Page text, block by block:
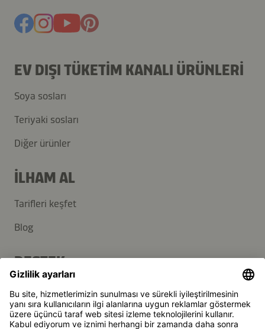
EV DIŞI TÜKETIM KANALI ÜRÜNLERI
Soya sosları
Teriyaki sosları
Diğer ürünler
İLHAM AL
Tarifleri keşfet
Blog
DESTEK
İletişim
SSS